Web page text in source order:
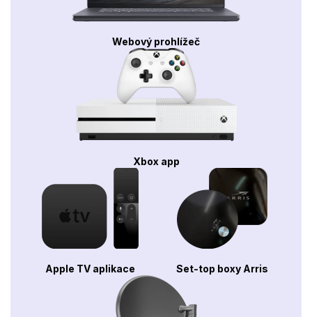
Webový prohlížeč
Xbox app
Apple TV aplikace Set-top boxy Arris